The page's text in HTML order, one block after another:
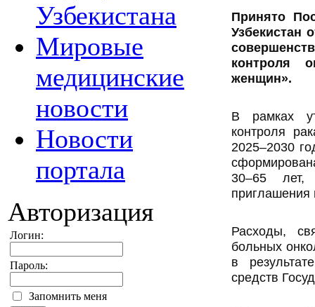
Узбекистана
Мировые
медицинские
новости
Новости
портала
Авторизация
Логин:
Пароль:
Запомнить меня
Принято
Узбекистан
контроля
женщин».
В рамках
контроля
2025–2030
30–65
приглашения
Расходы,
больных
в
средств